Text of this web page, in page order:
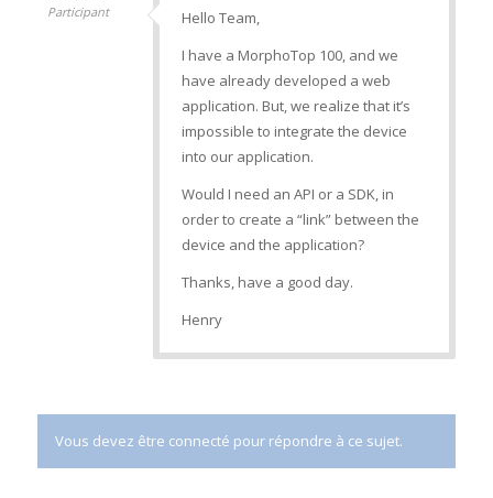
Participant
Hello Team,
I have a MorphoTop 100, and we
have already developed a web
application. But, we realize that it’s
impossible to integrate the device
into our application.
Would I need an API or a SDK, in
order to create a “link” between the
device and the application?
Thanks, have a good day.
Henry
Vous devez être connecté pour répondre à ce sujet.